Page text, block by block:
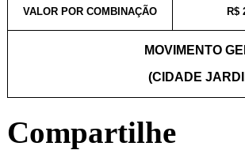
VALOR POR COMBINAÇÃO R$
MOVIMENTO
(CIDADE
Compartilhe